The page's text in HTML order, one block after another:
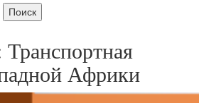
Африки